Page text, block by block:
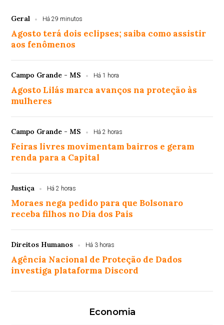
Geral Há 29 minutos
Agosto terá dois eclipses; saiba como assistir
aos fenômenos
Campo Grande - MS Há 1 hora
Agosto Lilás marca avanços na proteção às
mulheres
Campo Grande - MS Há 2 horas
Feiras livres movimentam bairros e geram
renda para a Capital
Justiça Há 2 horas
Moraes nega pedido para que Bolsonaro
receba filhos no Dia dos Pais
Direitos Humanos Há 3 horas
Agência Nacional de Proteção de Dados
investiga plataforma Discord
Economia